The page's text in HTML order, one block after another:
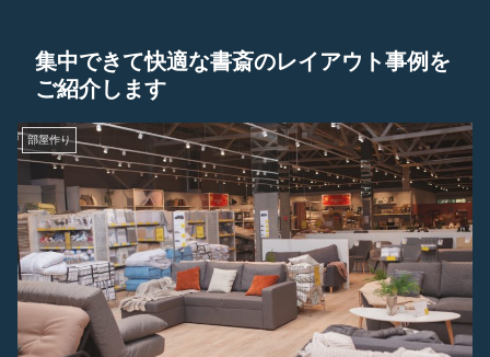
集中できて快適な書斎のレイアウト事例を
ご紹介します
部屋作り